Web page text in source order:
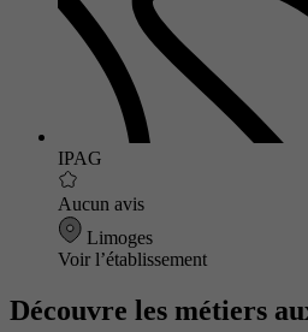
IPAG
Aucun avis
Limoges
Voir l’établissement
Découvre les métiers